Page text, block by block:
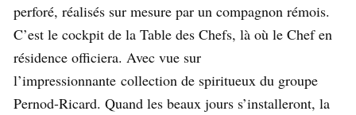
perforé, réalisés sur mesure par un compagnon rémois.
C’est le cockpit de la Table des Chefs, là où le Chef en
résidence officiera. Avec vue sur
l’impressionnante collection de spiritueux du groupe
Pernod-Ricard. Quand les beaux jours s’installeront, la